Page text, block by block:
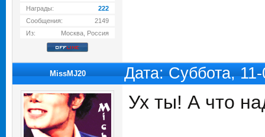
Награды:
222
Сообщения:
2149
Из:
Москва, Россия
MissMJ20 Дата: Суббота,
Ух ты! А что